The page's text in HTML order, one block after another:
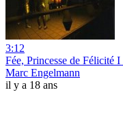
3:12
Fée, Princesse de Félicité
Marc Engelmann
il y a 18 ans